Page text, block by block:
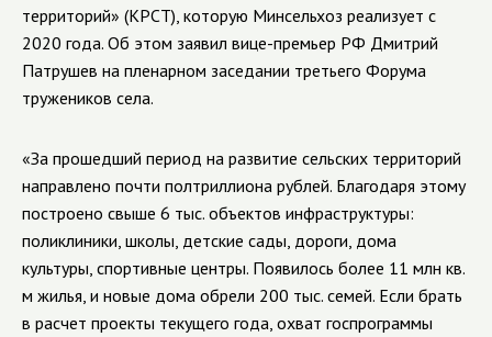
территорий» (КРСТ), которую Минсельхоз реализует с
2020 года. Об этом заявил вице-премьер РФ Дмитрий
Патрушев на пленарном заседании третьего Форума
тружеников села.
«За прошедший период на развитие сельских территорий
направлено почти полтриллиона рублей. Благодаря этому
построено свыше 6 тыс. объектов инфраструктуры:
поликлиники, школы, детские сады, дороги, дома
культуры, спортивные центры. Появилось более 11 млн кв.
м жилья, и новые дома обрели 200 тыс. семей. Если брать
в расчет проекты текущего года, охват госпрограммы